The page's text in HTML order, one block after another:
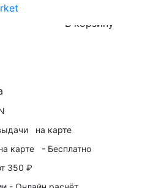
В корзину
на карте
карте - Бесплатно
350 ₽